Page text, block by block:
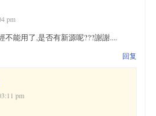
pm
能用了,是否有新源呢???謝謝....
回复
pm